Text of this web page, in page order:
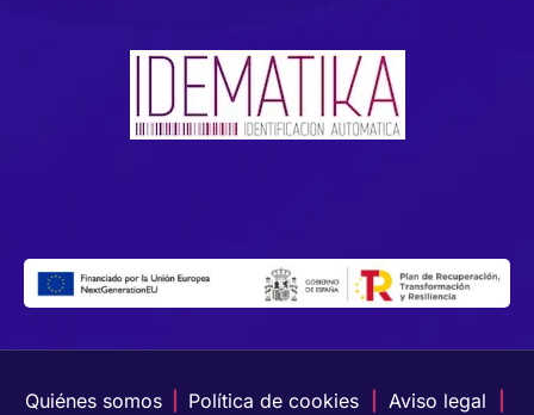
Quiénes somos Política de cookies Aviso legal